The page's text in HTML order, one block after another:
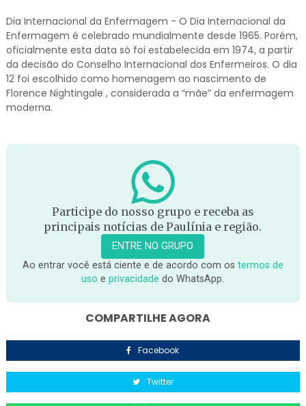
Dia Internacional da Enfermagem - O Dia Internacional da
Enfermagem é celebrado mundialmente desde 1965. Porém,
oficialmente esta data só foi estabelecida em 1974, a partir
da decisão do Conselho Internacional dos Enfermeiros. O dia
12 foi escolhido como homenagem ao nascimento de
Florence Nightingale , considerada a “mãe” da enfermagem
moderna.
Participe do nosso grupo e receba as
principais notícias de Paulínia e região.
ENTRE NO GRUPO
Ao entrar você está ciente e de acordo com os termos de
uso eprivacidade do WhatsApp.
COMPARTILHE AGORA
Facebook
Twitter